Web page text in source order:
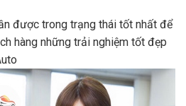
được trong trạng thái tốt nhất để
hàng những trải nghiệm tốt đẹp